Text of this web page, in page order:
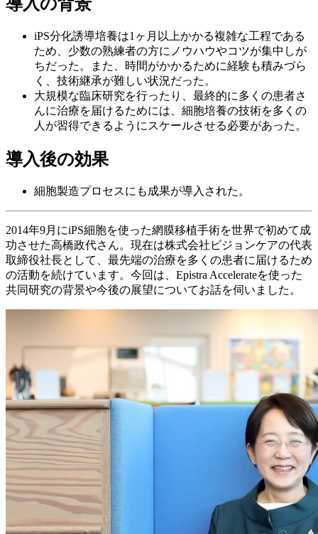
iPS分化誘導培養は1ヶ月以上かかる複雑な工程である
ため、 少数の熟練者の方に ノウハウやコツが集中しが
ちだった。
また、 時間がかかるために経験も積みづら
く、 技術継承が難しい状況だった。
大規模な臨床研究を行ったり、 最終的に多くの患者さ
んに治療を届けるためには、 細胞培養の技術を多くの
人が習得できるように スケールさせる必要があった。
導入後の効果
細胞製造プロセスにも成果が導入された。
2014年9月にiPS細胞を使った網膜移植手術を世界で初めて成
功させた高橋政代さん。 現在は株式会社ビジョンケアの代表
取締役社長と して、 最先端の治療を多くの患者に届けるため
の活動を続けています。 今回は、 Epistra Accelerateを使った
共同研究の背景や今後の展望についてお話を伺いました。